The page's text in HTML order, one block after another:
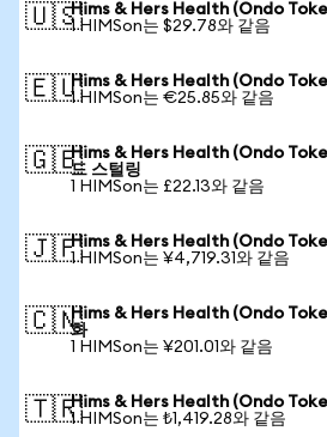
🇺🇸Hims & Hers Health (Ondo
1 HIMSon는 $29.78와 같음
🇪🇺Hims & Hers Health (Ondo
1 HIMSon는 €25.85와 같음
🇬🇧Hims & Hers Health (Ondo
드 스털링
1 HIMSon는 £22.13와 같음
🇯🇵Hims & Hers Health (Ondo
1 HIMSon는 ¥4,719.31와 같음
🇨🇳Hims & Hers Health (Ondo
화
1 HIMSon는 ¥201.01와 같음
🇹🇷Hims & Hers Health (Ondo
1 HIMSon는 ₺1,419.28와 같음